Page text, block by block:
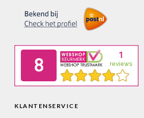
KLANTENSERVICE